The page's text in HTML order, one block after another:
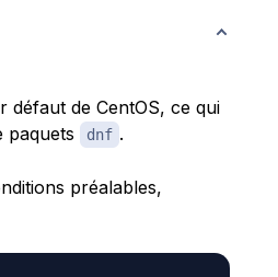
défaut de CentOS, ce qui
paquets
dnf .
préalables,